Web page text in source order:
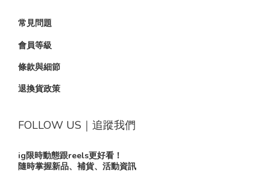
常見問題
會員等級
條款與細節
退換貨政策
FOLLOW US｜追蹤我們
ig限時動態跟reels更好看！
隨時掌握新品、補貨、活動資訊